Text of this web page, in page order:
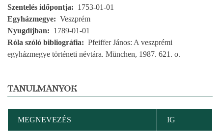
Szentelés időpontja
1753-01-01
Egyházmegye
Veszprém
Nyugdíjban
1789-01-01
Róla szóló bibliográfia
Pfeiffer János: A veszprémi
egyházmegye történeti névtára. München, 1987. 621. o.
TANULMÁNYOK
MEGNEVEZÉS IG